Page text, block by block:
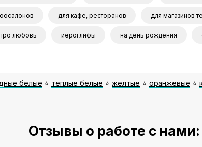
для кафе, ресторанов для магазинов
любовь иероглифы на день рождения
белые ⭐️ теплые белые ⭐️ желтые ⭐️ оранжевые ⭐️
Отзывы о работе с нами: